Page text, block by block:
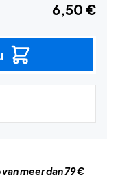
6,50 €
meer dan 79 €